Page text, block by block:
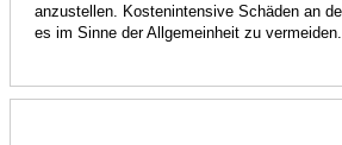
anzustellen. Kostenintensive Schäden an
es im Sinne der Allgemeinheit zu vermeiden.